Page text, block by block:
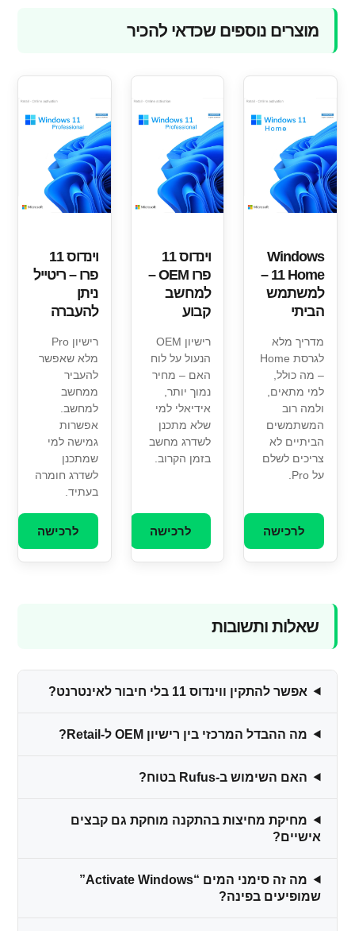
מוצרים נוספים שכדאי להכיר
Windows
11 Home –
למשתמש
הביתי
מדריך מלא
לגרסת Home
– מה כולל,
למי מתאים,
ולמה רוב
המשתמשים
הביתיים לא
צריכים לשלם
על Pro.
לרכישה
וינדוס 11
פרו OEM –
למחשב
קבוע
רישיון OEM
הנעול על לוח
האם – מחיר
נמוך יותר,
אידיאלי למי
שלא מתכנן
לשדרג מחשב
בזמן הקרוב.
לרכישה
וינדוס 11
פרו – ריטייל
ניתן
להעברה
רישיון Pro
מלא שאפשר
להעביר
ממחשב
למחשב.
אפשרות
גמישה למי
שמתכנן
לשדרג חומרה
בעתיד.
לרכישה
שאלות ותשובות
אפשר להתקין ווינדוס 11 בלי חיבור לאינטרנט?
מה ההבדל המרכזי בין רישיון OEM ל-Retail?
האם השימוש ב-Rufus בטוח?
מחיקת מחיצות בהתקנה מוחקת גם קבצים
אישיים?
מה זה סימני המים “Activate Windows”
שמופיעים בפינה?